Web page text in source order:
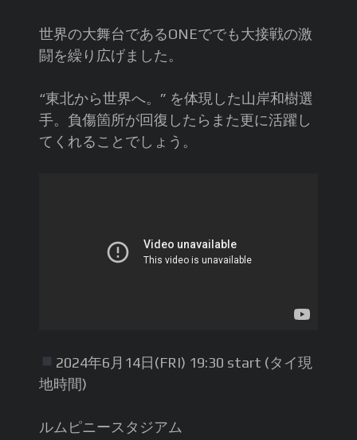
世界の大舞台であるONEででも大接戦の激
闘を繰り広げました。
“東北から世界へ。” を体現した山岸和樹選
手。負傷箇所が回復したらまた更に活躍し
てくれることでしょう。
2024年6月14日(FRI) 19:30 start (タイ現
地時間)
ルムピニースタジアム